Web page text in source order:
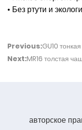
• Без ртути и
Previous:GU10
Next:MR16 толстая
авторское